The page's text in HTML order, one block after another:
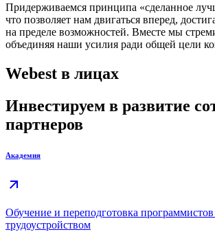
Придерживаемся принципа «сделанное
что позволяет нам двигаться вперед,
на пределе возможностей. Вместе мы
объединяя наши усилия ради общей цели
Webest в лицах
Инвестируем в развитие
партнеров
Академия
Обучение и переподготовка
трудоустройством